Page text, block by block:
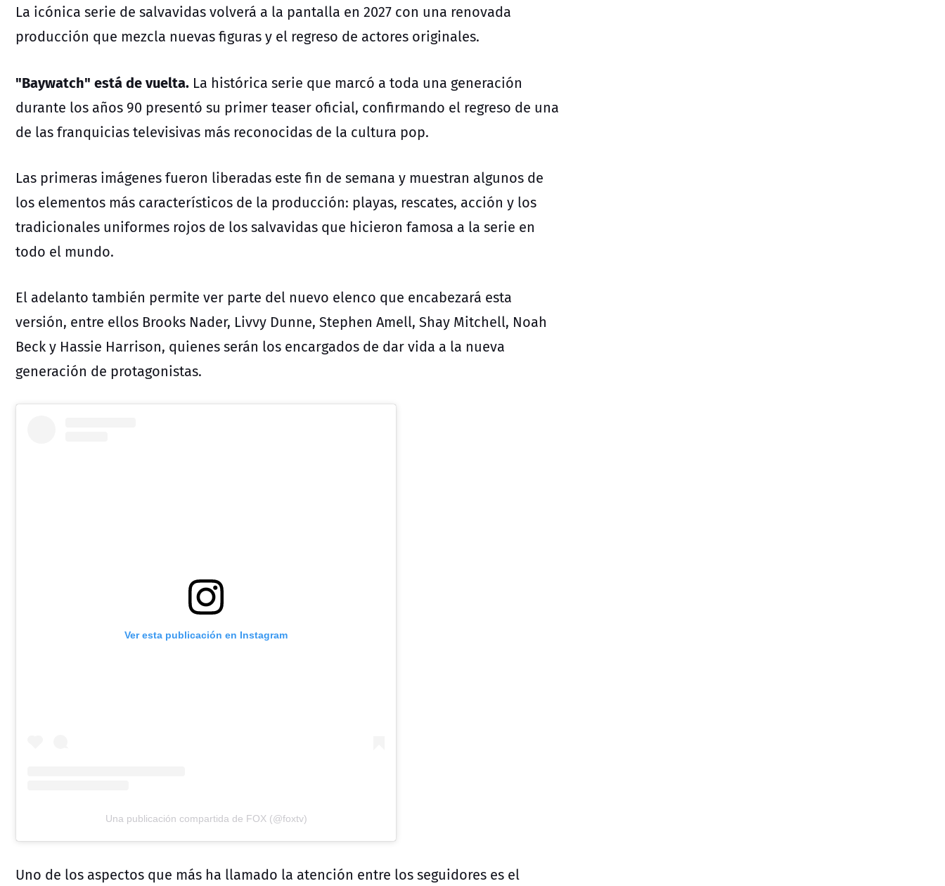
La icónica serie de salvavidas volverá a la pantalla en 2027 con una renovada
producción que mezcla nuevas figuras y el regreso de actores originales.
"Baywatch" está de vuelta. La histórica serie que marcó a toda una generación
durante los años 90 presentó su primer teaser oficial, confirmando el regreso de una
de las franquicias televisivas más reconocidas de la cultura pop.
Las primeras imágenes fueron liberadas este fin de semana y muestran algunos de
los elementos más característicos de la producción: playas, rescates, acción y los
tradicionales uniformes rojos de los salvavidas que hicieron famosa a la serie en
todo el mundo.
El adelanto también permite ver parte del nuevo elenco que encabezará esta
versión, entre ellos Brooks Nader, Livvy Dunne, Stephen Amell, Shay Mitchell, Noah
Beck y Hassie Harrison, quienes serán los encargados de dar vida a la nueva
generación de protagonistas.
Ver esta publicación en Instagram
Una publicación compartida de FOX (@foxtv)
Uno de los aspectos que más ha llamado la atención entre los seguidores es el